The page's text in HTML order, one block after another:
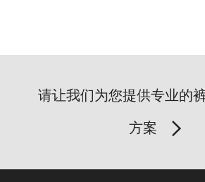
请让我们为您提供专业的
方案